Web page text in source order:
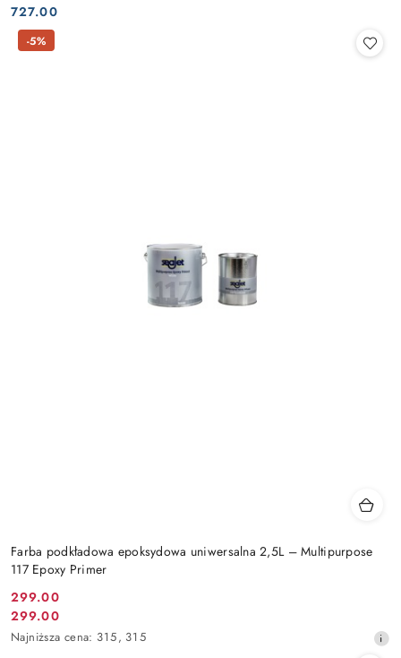
Cena:
Cena:
727.00
Farba podkładowa epoksydowa uniwersalna 2,5L – Multipurpose
117 Epoxy Primer
Cena
promocyjna:
299.00
Cena
promocyjna:
299.00
Najniższa
Najniższa cena: 315, 315
-5%